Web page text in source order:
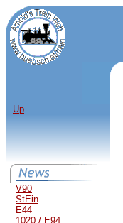
Up
V90
StEin
E44
1020 / E94